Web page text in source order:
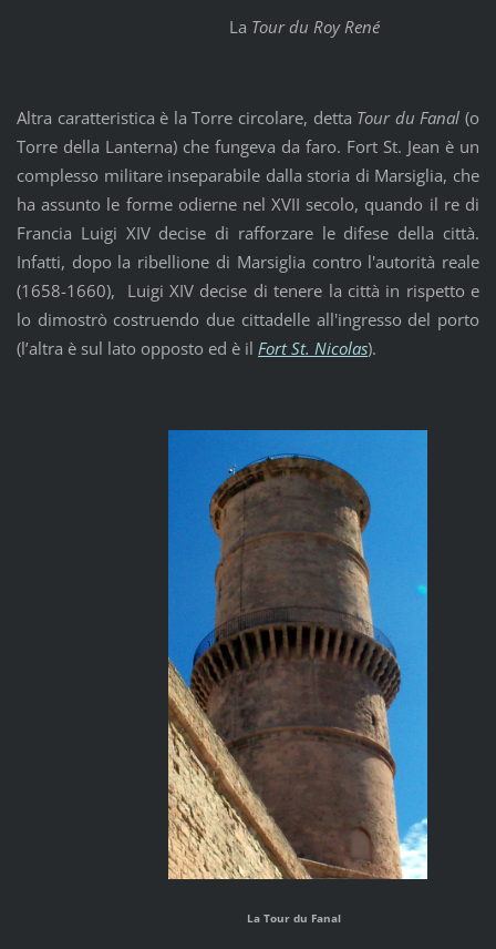
La Tour du Roy René
Altra caratteristica è la Torre circolare, detta Tour du Fanal (o
Torre della Lanterna) che fungeva da faro. Fort St. Jean è un
complesso militare inseparabile dalla storia di Marsiglia, che
ha assunto le forme odierne nel XVII secolo, quando il re di
Francia Luigi XIV decise di rafforzare le difese della città.
Infatti, dopo la ribellione di Marsiglia contro l'autorità reale
(1658-1660), Luigi XIV decise di tenere la città in rispetto e
lo dimostrò costruendo due cittadelle all'ingresso del porto
(l’altra è sul lato opposto ed è il Fort St. Nicolas).
La Tour du Fanal